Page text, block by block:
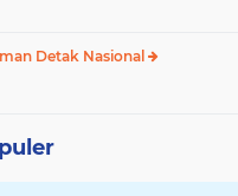
Detak Nasional